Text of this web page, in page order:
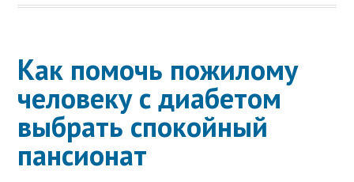
Как помочь пожилому
человеку с диабетом
выбрать спокойный
пансионат